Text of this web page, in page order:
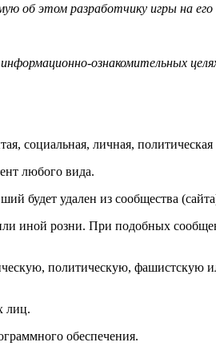
об этом разработчику игры на
ознакомительных
социальная, личная,
любого вида.
будет удален из сообщества
иной розни. При подобных
политическую,
лиц.
обеспечения.